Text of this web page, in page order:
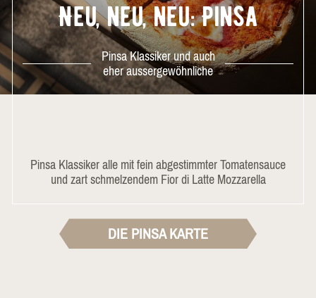
Neu, neu, neu: Pinsa
Pinsa Klassiker und auch
eher aussergewöhnliche
Pinsa Klassiker alle mit fein abgestimmter Tomatensauce
und zart schmelzendem Fior di Latte Mozzarella
DIE PINSA KARTE